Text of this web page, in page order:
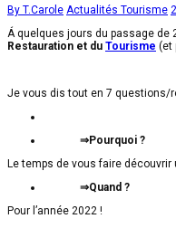
By T.Carole Actualités Tourisme
Á quelques jours du passage de
Restauration et du Tourisme (et
Je vous dis tout en 7 questions/
⇒Pourquoi ?
Le temps de vous faire
⇒Quand ?
Pour l’année 2022 !